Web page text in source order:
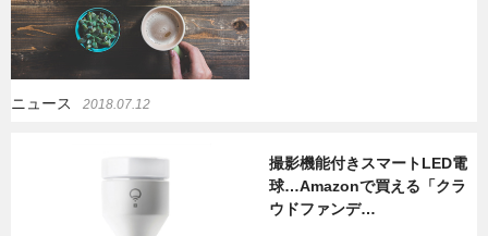
ニュース 2018.07.12
撮影機能付きスマートLED電
球…Amazonで買える「クラ
ウドファンデ…